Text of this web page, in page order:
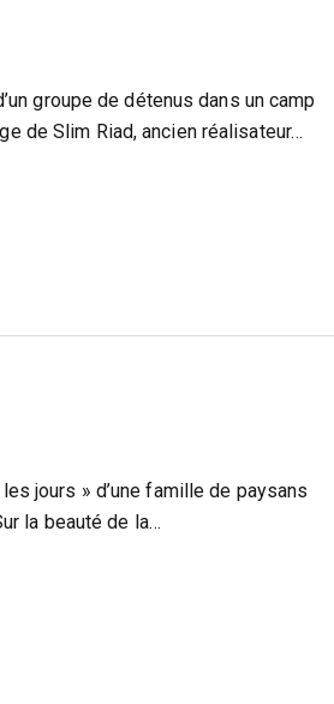
groupe de détenus dans un camp
de Slim Riad, ancien réalisateur…
jours » d’une famille de paysans
la beauté de la…